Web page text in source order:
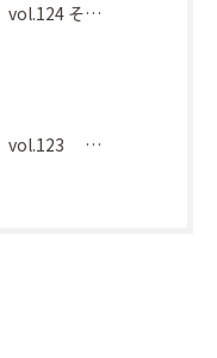
vol.124 その工事本当に必要ですか？
vol.123 塗装工事、慌てて決める前に大切なこと。